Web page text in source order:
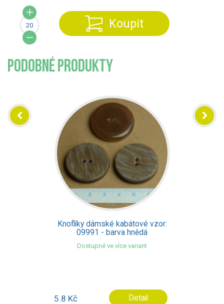
Koupit
PODOBNÉ PRODUKTY
Knoflíky dámské kabátové
09903 - barva šedá
Dostupné ve více variant
7.4 Kč